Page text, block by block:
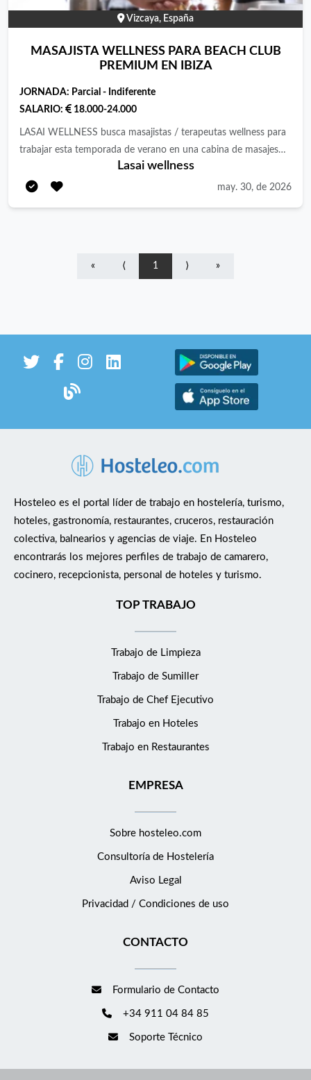
Vizcaya, España
MASAJISTA WELLNESS PARA BEACH CLUB
PREMIUM EN IBIZA
JORNADA: Parcial - Indiferente
SALARIO:
18.000-24.000
LASAI WELLNESS busca masajistas / terapeutas wellness para
trabajar esta temporada de verano en una cabina de masajes
ubicada dentro de un beach club premium en Ibiza. Buscamos
personas con experiencia en masaje, buena presencia, trato
Trabajo de temporada de verano. * Entorno agradable, cuidado
y profesional. * Salario fijo mensual + comisión variable. *
semanales aprox. — 1.550 € brutos/mes + 3% de comisión por
masaje realizado. * 27 h semanales aprox. — 1.150 €
brutos/mes + 3% de comisión por masaje realizado. * 20 h
semanales aprox. — 850 € brutos/mes + 3% de comisión por
masaje realizado. Todas las jornadas son parciales, por lo que la
condiciones finales se concretarán en entrevista según
experiencia, disponibilidad y encaje con el puesto. FUNCIONES
* Realizar masajes relajantes y wellness a clientes del beach
club. * Atender al cliente con trato profesional, amable y
cercano. * Preparar la cabina antes de cada servicio. * Mantener
* Experiencia previa realizando masajes. * Buena presencia e
temporada de verano. * Se valorará experiencia en spas,
hoteles, centros wellness, estética, fisioterapia o beach clubs.
que quieran trabajar en un entorno bonito, de verano y con
posibilidad de generar ingresos extra mediante comisiones.
Lasai wellness
may. 30, de 2026
« ⟨ 1 ⟩ »
Hosteleo es el portal líder de trabajo en hostelería, turismo,
hoteles, gastronomía, restaurantes, cruceros, restauración
colectiva, balnearios y agencias de viaje. En Hosteleo
encontrarás los mejores perfiles de trabajo de camarero,
cocinero, recepcionista, personal de hoteles y turismo.
TOP TRABAJO
Trabajo de Limpieza
Trabajo de Sumiller
Trabajo de Chef Ejecutivo
Trabajo en Hoteles
Trabajo en Restaurantes
EMPRESA
Sobre hosteleo.com
Consultoría de Hostelería
Aviso Legal
Privacidad / Condiciones de uso
CONTACTO
Formulario de Contacto
+34 911 04 84 85
Soporte Técnico